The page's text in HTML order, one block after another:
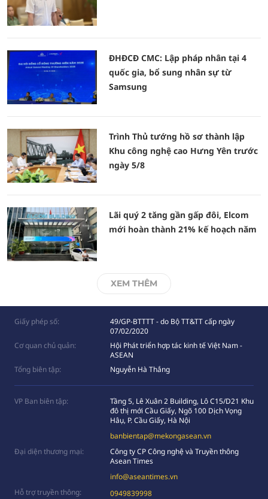
ĐHĐCĐ CMC: Lập pháp nhân tại 4
quốc gia, bổ sung nhân sự từ
Samsung
Trình Thủ tướng hồ sơ thành lập
Khu công nghệ cao Hưng Yên trước
ngày 5/8
Lãi quý 2 tăng gần gấp đôi, Elcom
mới hoàn thành 21% kế hoạch năm
XEM THÊM
Giấy phép số:
49/GP-BTTTT - do Bộ TT&TT cấp ngày
07/02/2020
Cơ quan chủ quản:
Hội Phát triển hợp tác kinh tế Việt Nam -
ASEAN
Tổng biên tập:
Nguyễn Hà Thắng
VP Ban biên tập:
Tầng 5, Lê Xuân 2 Building, Lô C15/D21 Khu
đô thị mới Cầu Giấy, Ngõ 100 Dịch Vọng
Hâụ, P. Cầu Giấy, Hà Nội
banbientap@mekongasean.vn
Đại diện thương mại:
Công ty CP Công nghệ và Truyền thông
Asean Times
info@aseantimes.vn
Hỗ trợ truyền thông:
0949839998